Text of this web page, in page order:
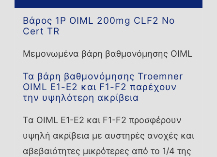
Βάρος 1P OIML 200mg CLF2 No
Cert TR
Μεμονωμένα βάρη βαθμονόμησης OIML
Τα βάρη βαθμονόμησης Troemner
OIML E1-E2 και F1-F2 παρέχουν
την υψηλότερη ακρίβεια
Τα OIML E1-E2 και F1-F2 προσφέρουν
υψηλή ακρίβεια με αυστηρές ανοχές και
αβεβαιότητες μικρότερες από το 1/4 της